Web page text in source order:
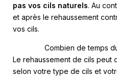
pas vos cils naturels. Au
et après le rehaussement
vos cils.
Combien de temps
Le rehaussement de cils peut
selon votre type de cils et